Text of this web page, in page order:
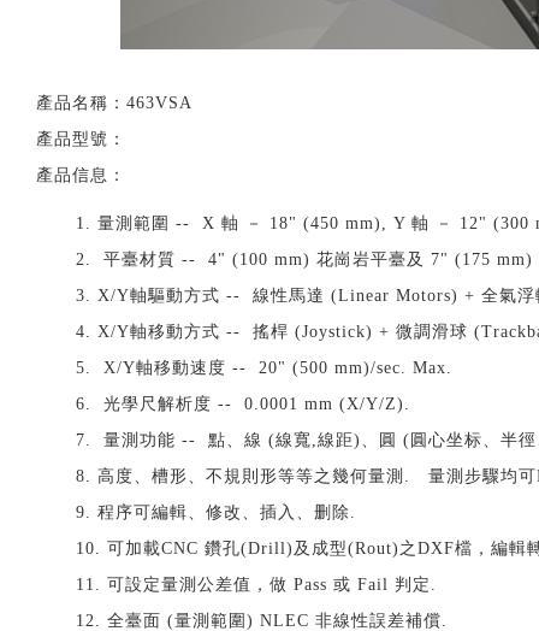
產品名稱： 463VSA
產品型號：
產品信息：
1.量測範圍 -- X 軸 － 18" (450 mm), Y 軸 － 12" (300
2.
平臺材質 -- 4" (100 mm) 花崗岩平臺及 7" (175 mm)
3.X/Y軸驅動方式 -- 線性馬達 (Linear Motors) + 全氣
4.X/Y軸移動方式 -- 搖桿 (Joystick) + 微調滑球
5.
X/Y軸移動速度 -- 20" (500 mm)/sec. Max.
6.
光學尺解析度 -- 0.0001 mm (X/Y/Z).
7.
量測功能 -- 點、線 (線寬,線距)、圓 (圓心坐标、半
8.高度、槽形、不規則形等等之幾何量測. 量測步驟均可
9.程序可編輯、修改、插入、删除.
10.可加載CNC 鑽孔(Drill)及成型(Rout)之DXF檔，編輯
11.可設定量測公差值，做 Pass 或 Fail 判定.
12.全臺面 (量測範圍) NLEC 非線性誤差補償.